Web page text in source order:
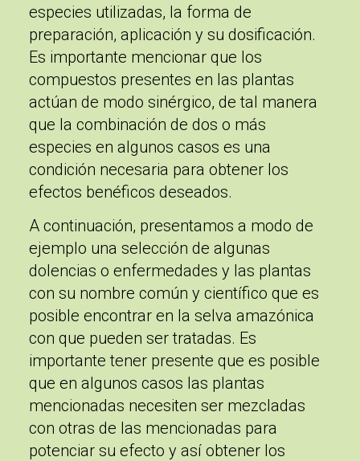
especies utilizadas, la forma de
preparación, aplicación y su dosificación.
Es importante mencionar que los
compuestos presentes en las plantas
actúan de modo sinérgico, de tal manera
que la combinación de dos o más
especies en algunos casos es una
condición necesaria para obtener los
efectos benéficos deseados.
A continuación, presentamos a modo de
ejemplo una selección de algunas
dolencias o enfermedades y las plantas
con su nombre común y científico que es
posible encontrar en la selva amazónica
con que pueden ser tratadas. Es
importante tener presente que es posible
que en algunos casos las plantas
mencionadas necesiten ser mezcladas
con otras de las mencionadas para
potenciar su efecto y así obtener los